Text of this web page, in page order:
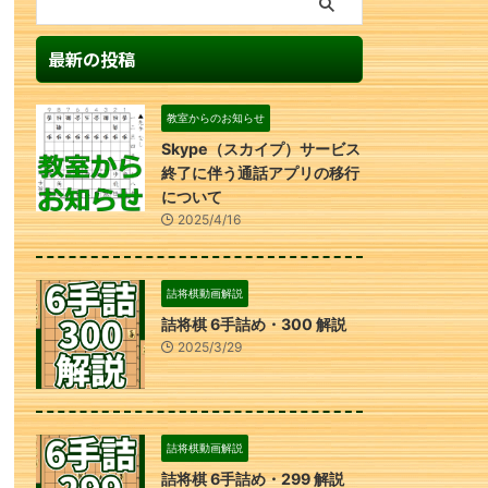
最新の投稿
教室からのお知らせ
Skype（スカイプ）サービス
終了に伴う通話アプリの移行
について
2025/4/16
詰将棋動画解説
詰将棋 6手詰め・300 解説
2025/3/29
詰将棋動画解説
詰将棋 6手詰め・299 解説